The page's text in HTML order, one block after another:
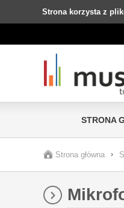
Strona korzysta z
STRONA
Strona główna ›